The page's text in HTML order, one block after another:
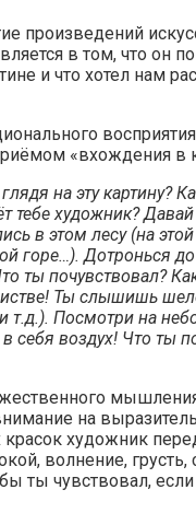
произведений
в том, что он
и что хотел нам
«вхождения в
на эту картину?
тебе художник?
в этом лесу (на
горе…). Дотронься
ты почувствовал?
Ты слышишь
т.д.). Посмотри на
себя воздух! Что ты
на
художник
волнение, грусть,
ты чувствовал,